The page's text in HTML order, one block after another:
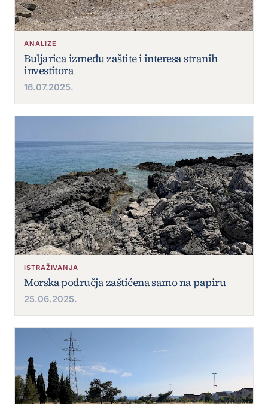
ANALIZE
Buljarica između zaštite i interesa stranih
investitora
16.07.2025.
ISTRAŽIVANJA
Morska područja zaštićena samo na papiru
25.06.2025.